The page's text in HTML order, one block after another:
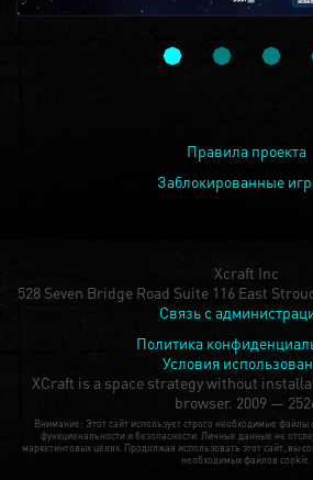
Правила проекта
Заблокированные
Xcraft Inc
528 Seven Bridge Road Suite 116 East
Связь с
Политика
Условия
XCraft is a space strategy without
browser. 2009 —
Внимание: Этот сайт использует строго необходимые
функциональности и безопасности. Личные данные не
маркетинговых целях. Продолжая использовать этот сайт, вы
необходимых файлов cookie.